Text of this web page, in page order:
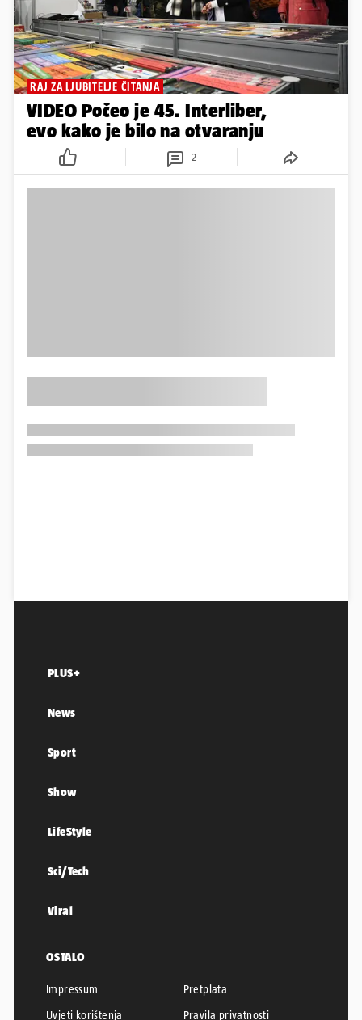
RAJ ZA LJUBITELJE ČITANJA
VIDEO Počeo je 45. Interliber,
evo kako je bilo na otvaranju
2
PLUS+
News
Sport
Show
LifeStyle
Sci/Tech
Viral
OSTALO
Impressum
Pretplata
Uvjeti korištenja
Pravila privatnosti